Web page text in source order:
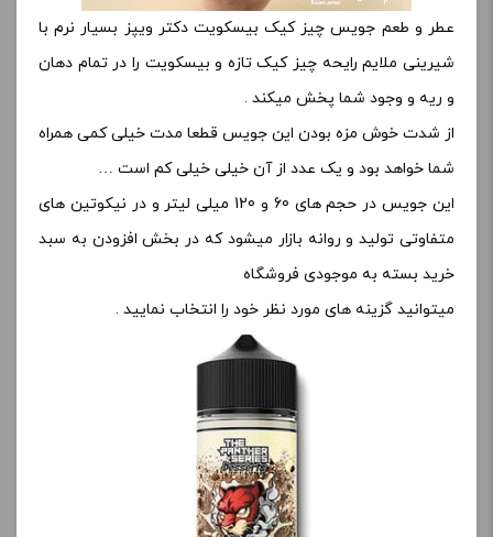
عطر و طعم جویس چیز کیک بیسکویت دکتر ویپز بسیار نرم با
شیرینی ملایم رایحه چیز کیک تازه و بیسکویت را در تمام دهان
و ریه و وجود شما پخش میکند .
از شدت خوش مزه بودن این جویس قطعا مدت خیلی کمی همراه
شما خواهد بود و یک عدد از آن خیلی خیلی کم است …
این جویس در حجم های 60 و 120 میلی لیتر و در نیکوتین های
متفاوتی تولید و روانه بازار میشود که در بخش افزودن به سبد
خرید بسته به موجودی فروشگاه
میتوانید گزینه های مورد نظر خود را انتخاب نمایید .